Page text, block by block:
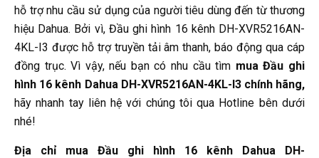
hỗ trợ nhu cầu sử dụng của người tiêu dùng đến từ thương
hiệu Dahua. Bởi vì, Đầu ghi hình 16 kênh DH-XVR5216AN-
4KL-I3 được hỗ trợ truyền tải âm thanh, báo động qua cáp
đồng trục. Vì vậy, nếu bạn có nhu cầu tìm mua Đầu ghi
hình 16 kênh Dahua DH-XVR5216AN-4KL-I3 chính hãng,
hãy nhanh tay liên hệ với chúng tôi qua Hotline bên dưới
nhé!
Địa chỉ mua Đầu ghi hình 16 kênh Dahua DH-